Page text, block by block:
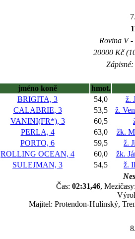
Rovina V
20000 Kč
jméno koně
hmot.
BRIGITA, 3 54,0
ž.
CALABRIE, 3 53,5
ž.
VANINI(FR*), 3 60,5
PERLA, 4 63,0
žk.
PORTO, 6 59,5
ž.
ROLLING OCEAN, 4 60,0
žk.
SULEJMAN, 3 54,5
ž.
Čas: 02:31,46,
Majitel: Protendon-Hulínský,